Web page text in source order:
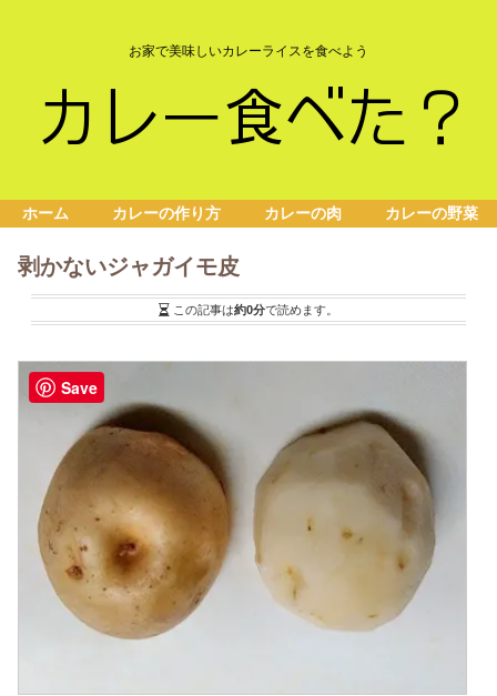
お家で美味しいカレーライスを食べよう
ホーム カレーの作り方 カレーの肉 カレーの野菜
剥かないジャガイモ皮
この記事は約0分で読めます。
Save